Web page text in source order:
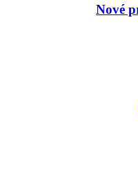
Nové